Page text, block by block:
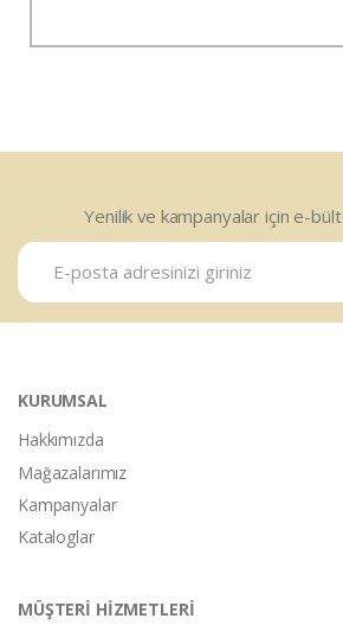
Yenilik ve kampanyalar için e-
KURUMSAL
Hakkımızda
Mağazalarımız
Kampanyalar
Kataloglar
MÜŞTERİ HİZMETLERİ